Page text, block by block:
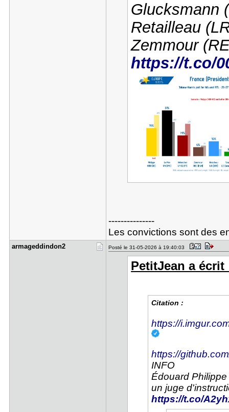
Glucksmann
Retailleau
Zemmour
https://t.co/
---------------
Les convictions sont des
armageddin​don2 Posté le 31-05-2026 à 19:40:03
PetitJean a écrit
Citation :
https://
https://
INFO
Édouard
un juge
https://t.co/